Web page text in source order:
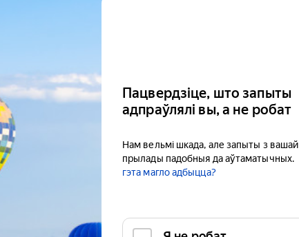
Пацвердзіце, што запыты
адпраўлялі вы, а не робат
Нам вельмі шкада, але запыты з вашай
прылады падобныя да аўтаматычных.
гэта магло адбыцца?